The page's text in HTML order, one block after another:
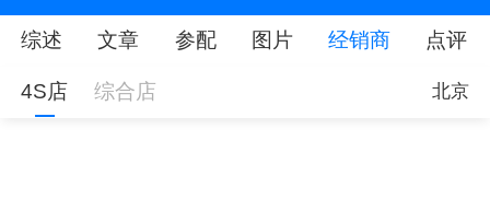
综述 文章 参配 图片 经销商 点评
4S店 综合店 北京